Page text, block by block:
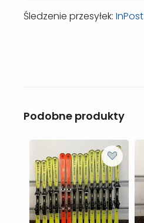
Śledzenie przesyłek: InPost
Podobne produkty